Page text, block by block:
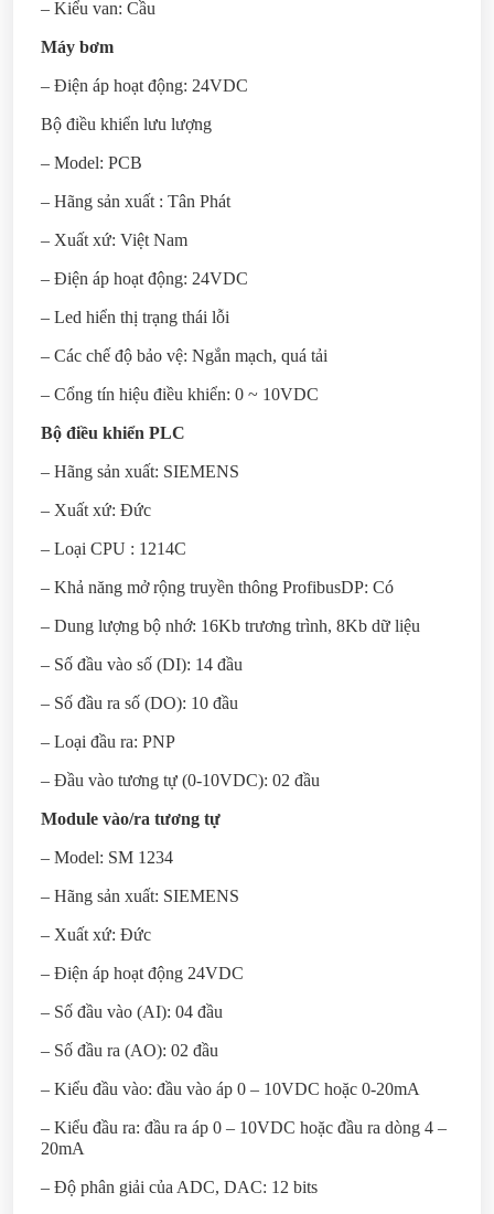
– Kiểu van: Cầu
Máy bơm
– Điện áp hoạt động: 24VDC
Bộ điều khiển lưu lượng
– Model: PCB
– Hãng sản xuất : Tân Phát
– Xuất xứ: Việt Nam
– Điện áp hoạt động: 24VDC
– Led hiển thị trạng thái lỗi
– Các chế độ bảo vệ: Ngắn mạch, quá tải
– Cổng tín hiệu điều khiển: 0 ~ 10VDC
Bộ điều khiển PLC
– Hãng sản xuất: SIEMENS
– Xuất xứ: Đức
– Loại CPU : 1214C
– Khả năng mở rộng truyền thông ProfibusDP: Có
– Dung lượng bộ nhớ: 16Kb trương trình, 8Kb dữ liệu
– Số đầu vào số (DI): 14 đầu
– Số đầu ra số (DO): 10 đầu
– Loại đầu ra: PNP
– Đầu vào tương tự (0-10VDC): 02 đầu
Module vào/ra tương tự
– Model: SM 1234
– Hãng sản xuất: SIEMENS
– Xuất xứ: Đức
– Điện áp hoạt động 24VDC
– Số đầu vào (AI): 04 đầu
– Số đầu ra (AO): 02 đầu
– Kiểu đầu vào: đầu vào áp 0 – 10VDC hoặc 0-20mA
– Kiểu đầu ra: đầu ra áp 0 – 10VDC hoặc đầu ra dòng 4 –
20mA
– Độ phân giải của ADC, DAC: 12 bits